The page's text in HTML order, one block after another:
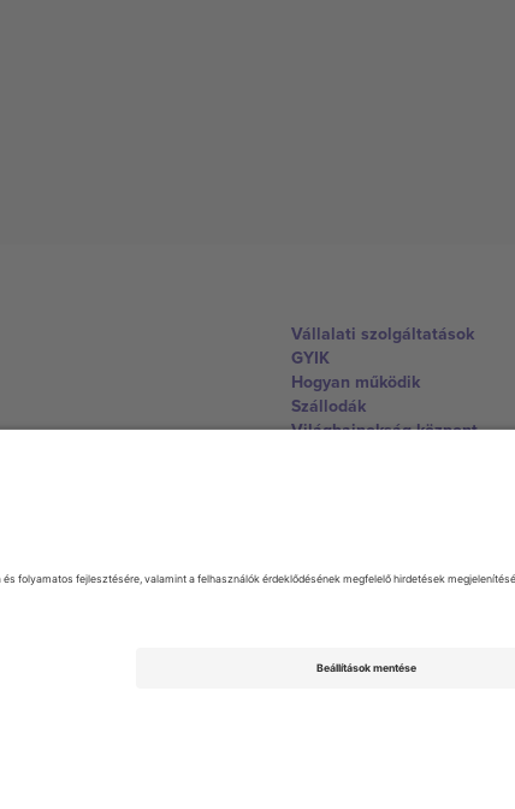
Vállalati szolgáltatások
GYIK
Hogyan működik
Szállodák
Világbajnokság központ